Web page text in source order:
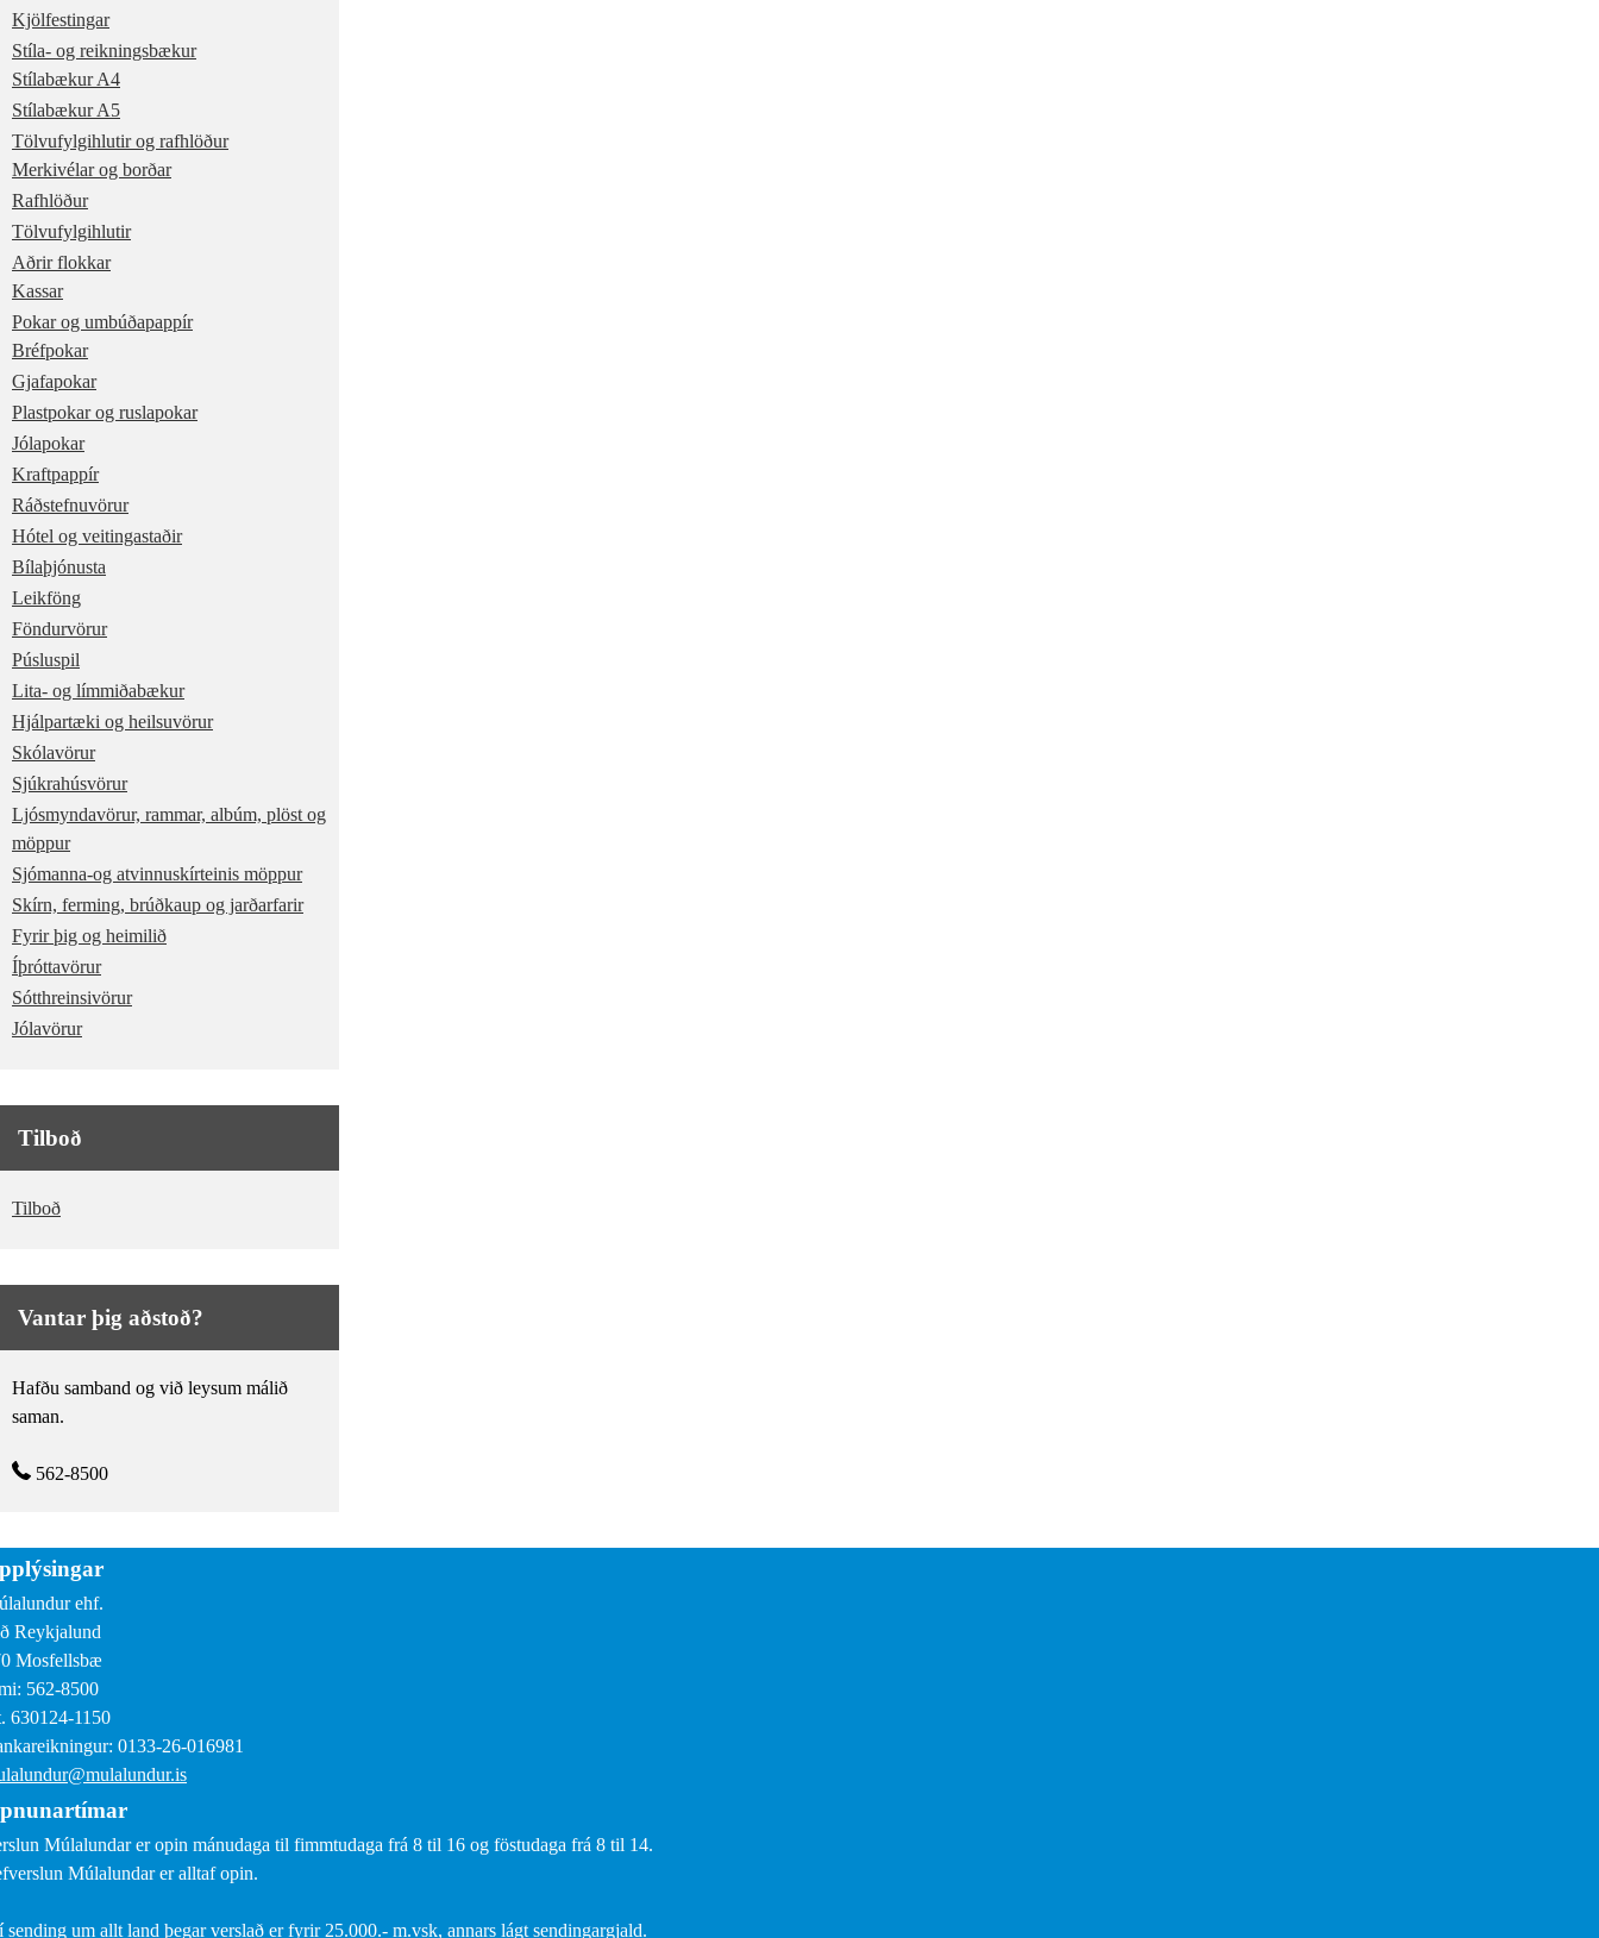
Kjölfestingar
Stíla- og reikningsbækur
Stílabækur A4
Stílabækur A5
Tölvufylgihlutir og rafhlöður
Merkivélar og borðar
Rafhlöður
Tölvufylgihlutir
Aðrir flokkar
Kassar
Pokar og umbúðapappír
Bréfpokar
Gjafapokar
Plastpokar og ruslapokar
Jólapokar
Kraftpappír
Ráðstefnuvörur
Hótel og veitingastaðir
Bílaþjónusta
Leikföng
Föndurvörur
Púsluspil
Lita- og límmiðabækur
Hjálpartæki og heilsuvörur
Skólavörur
Sjúkrahúsvörur
Ljósmyndavörur, rammar, albúm, plöst og
möppur
Sjómanna-og atvinnuskírteinis möppur
Skírn, ferming, brúðkaup og jarðarfarir
Fyrir þig og heimilið
Íþróttavörur
Sótthreinsivörur
Jólavörur
Tilboð
Tilboð
Vantar þig aðstoð?
Hafðu samband og við leysum málið
saman.
562-8500
ehf.
Reykjalund
Mosfellsbæ
562-8500
630124-1150
0133-26-016981
Múlalundar er opin mánudaga til fimmtudaga frá 8 til 16 og föstudaga frá 8 til 14.
Múlalundar er alltaf opin.
sending um allt land þegar verslað er fyrir 25.000.- m.vsk, annars lágt sendingargjald.